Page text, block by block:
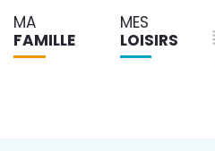
MA
FAMILLE
MES
LOISIRS